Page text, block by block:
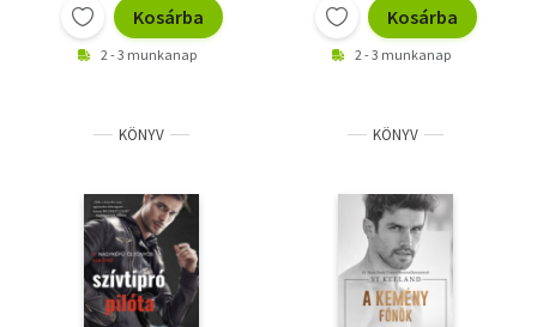
Kosárba
2 - 3 munkanap
Kosárba
2 - 3 munkanap
KÖNYV KÖNYV